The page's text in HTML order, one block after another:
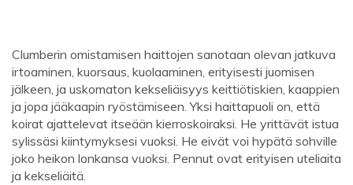
Clumberin omistamisen haittojen sanotaan olevan jatkuva
irtoaminen, kuorsaus, kuolaaminen, erityisesti juomisen
jälkeen, ja uskomaton kekseliäisyys keittiötiskien, kaappien
ja jopa jääkaapin ryöstämiseen. Yksi haittapuoli on, että
koirat ajattelevat itseään kierroskoiraksi. He yrittävät istua
sylissäsi kiintymyksesi vuoksi. He eivät voi hypätä sohville
joko heikon lonkansa vuoksi. Pennut ovat erityisen uteliaita
ja kekseliäitä.